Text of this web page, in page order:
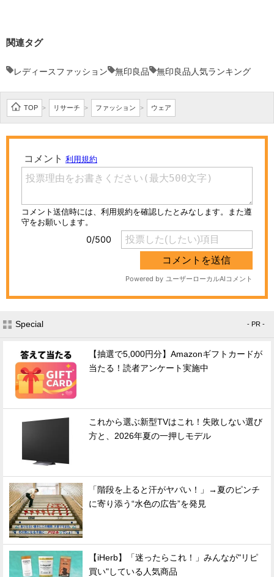
関連タグ
レディースファッション 無印良品 無印良品人気ランキング
TOP > リサーチ > ファッション > ウェア
Special - PR -
【抽選で5,000円分】Amazonギフトカードが
当たる！読者アンケート実施中
これから選ぶ新型TVはこれ！失敗しない選び
方と、2026年夏の一押しモデル
「階段を上ると汗がヤバい！」→夏のピンチ
に寄り添う“水色の広告”を発見
【iHerb】「迷ったらこれ！」みんなが"リピ
買い"している人気商品